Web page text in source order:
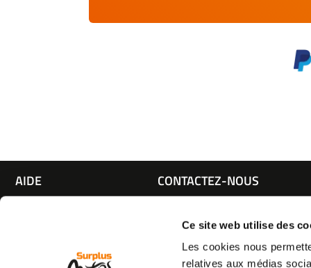
Ce site web utilise des
Les cookies nous
relatives aux médias
AIDE CONTACTEZ-NOUS
Par téléphone : 05 63 42